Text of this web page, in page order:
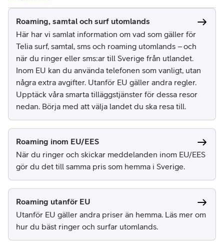
Roaming, samtal och surf utomlands
Här har vi samlat information om vad som gäller för
Telia surf, samtal, sms och roaming utomlands – och
när du ringer eller sms:ar till Sverige från utlandet.
Inom EU kan du använda telefonen som vanligt, utan
några extra avgifter. Utanför EU gäller andra regler.
Upptäck våra smarta tilläggstjänster för dessa resor
nedan. Börja med att välja landet du ska resa till.
Roaming inom EU/EES
När du ringer och skickar meddelanden inom EU/EES
gör du det till samma pris som hemma i Sverige.
Roaming utanför EU
Utanför EU gäller andra priser än hemma. Läs mer om
hur du bäst ringer och surfar utomlands.